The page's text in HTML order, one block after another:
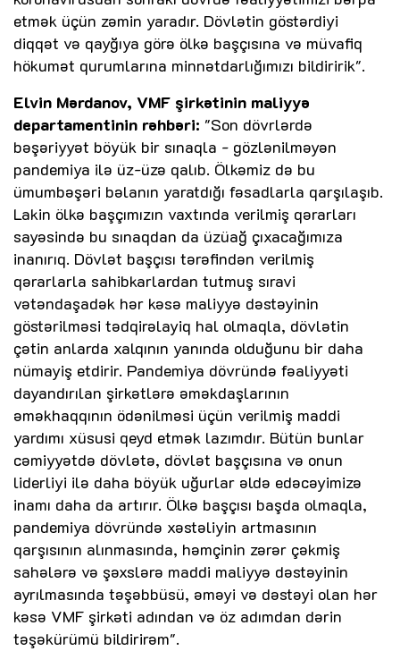
etmək üçün zəmin yaradır. Dövlətin göstərdiyi
diqqət və qayğıya görə ölkə başçısına və müvafiq
hökumət qurumlarına minnətdarlığımızı bildiririk".
Elvin Mərdanov, VMF şirkətinin maliyyə
departamentinin rəhbəri: "Son dövrlərdə
bəşəriyyət böyük bir sınaqla - gözlənilməyən
pandemiya ilə üz-üzə qalıb. Ölkəmiz də bu
ümumbəşəri bəlanın yaratdığı fəsadlarla qarşılaşıb.
Lakin ölkə başçımızın vaxtında verilmiş qərarları
sayəsində bu sınaqdan da üzüağ çıxacağımıza
inanırıq. Dövlət başçısı tərəfindən verilmiş
qərarlarla sahibkarlardan tutmuş sıravi
vətəndaşadək hər kəsə maliyyə dəstəyinin
göstərilməsi tədqirəlayiq hal olmaqla, dövlətin
çətin anlarda xalqının yanında olduğunu bir daha
nümayiş etdirir. Pandemiya dövründə fəaliyyəti
dayandırılan şirkətlərə əməkdaşlarının
əməkhaqqının ödənilməsi üçün verilmiş maddi
yardımı xüsusi qeyd etmək lazımdır. Bütün bunlar
cəmiyyətdə dövlətə, dövlət başçısına və onun
liderliyi ilə daha böyük uğurlar əldə edəcəyimizə
inamı daha da artırır. Ölkə başçısı başda olmaqla,
pandemiya dövründə xəstəliyin artmasının
qarşısının alınmasında, həmçinin zərər çəkmiş
sahələrə və şəxslərə maddi maliyyə dəstəyinin
ayrılmasında təşəbbüsü, əməyi və dəstəyi olan hər
kəsə VMF şirkəti adından və öz adımdan dərin
təşəkürümü bildirirəm".